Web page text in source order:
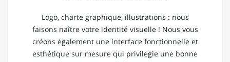
Logo, charte graphique, illustrations : nous
faisons naître votre identité visuelle ! Nous vous
créons également une interface fonctionnelle et
esthétique sur mesure qui privilégie une bonne